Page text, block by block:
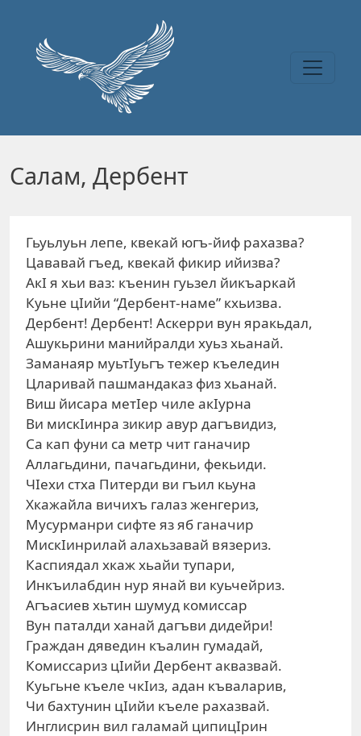
Салам, Дербент
Гьуьлуьн лепе, квекай югъ-йиф рахазва?
Цававай гъед, квекай фикир ийизва?
АкI я хьи ваз: къенин гуьзел йикъаркай
Куьне цIийи “Дербент-наме” кхьизва.
Дербент! Дербент! Аскерри вун яракьдал,
Ашукьрини манийралди хуьз хьанай.
Заманаяр муьтIуьгъ тежер къеледин
Цларивай пашмандаказ физ хьанай.
Виш йисара метIер чиле акIурна
Ви мискIинра зикир авур дагъвидиз,
Са кап фуни са метр чит ганачир
Аллагьдини, пачагьдини, фекьиди.
ЧIехи стха Питерди ви гъил кьуна
Хкажайла вичихъ галаз женгериз,
Мусурманри сифте яз яб ганачир
МискIинрилай алахьзавай вязериз.
Каспиядал хкаж хьайи тупари,
Инкъилабдин нур янай ви куьчейриз.
Агъасиев хьтин шумуд комиссар
Вун паталди ханай дагъви дидейри!
Граждан дяведин къалин гумадай,
Комиссариз цIийи Дербент аквазвай.
Куьгьне къеле чкIиз, адан къваларив,
Чи бахтунин цIийи къеле рахазвай.
Инглисрин вил галамай ципицIрин